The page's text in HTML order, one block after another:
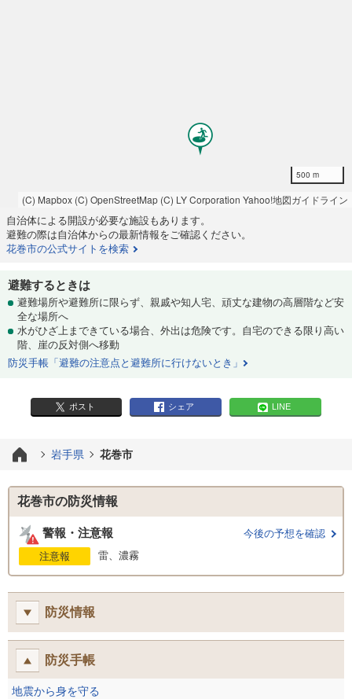
500 m
(C) Mapbox (C) OpenStreetMap (C) LY Corporation Yahoo!地図ガイドライン
自治体による開設が必要な施設もあります。
避難の際は自治体からの最新情報をご確認ください。
花巻市の公式サイトを検索
避難するときは
避難場所や避難所に限らず、親戚や知人宅、頑丈な建物の高層階など安
全な場所へ
水がひざ上まできている場合、外出は危険です。自宅のできる限り高い
階、崖の反対側へ移動
防災手帳「避難の注意点と避難所に行けないとき」
ポスト シェア LINE
岩手県 花巻市
花巻市の防災情報
警報・注意報
今後の予想を確認
注意報
雷、濃霧
防災情報
防災手帳
地震から身を守る